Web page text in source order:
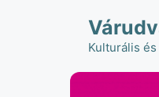
Kulturális